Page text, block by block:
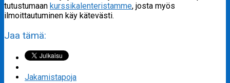
tutustumaan kurssikalenteristamme, josta myös
ilmoittautuminen käy kätevästi.
Jaa tämä:
Jakamistapoja